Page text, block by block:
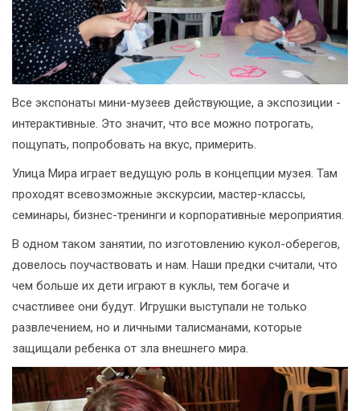
Все экспонаты мини-музеев действующие, а экспозиции -
интерактивные. Это значит, что все можно потрогать,
пощупать, попробовать на вкус, примерить.
Улица Мира играет ведущую роль в концепции музея. Там
проходят всевозможные экскурсии, мастер-классы,
семинары, бизнес-тренинги и корпоративные мероприятия.
В одном таком занятии, по изготовлению кукол-оберегов,
довелось поучаствовать и нам. Наши предки считали, что
чем больше их дети играют в куклы, тем богаче и
счастливее они будут. Игрушки выступали не только
развлечением, но и личными талисманами, которые
защищали ребенка от зла внешнего мира.